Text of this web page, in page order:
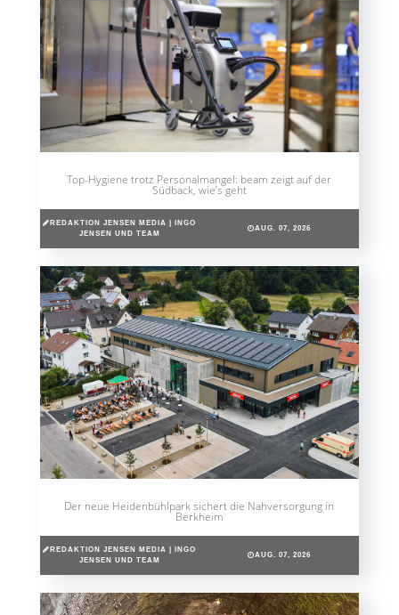
Top-Hygiene trotz Personalmangel: beam zeigt auf der
Südback, wie’s geht
REDAKTION JENSEN MEDIA | INGO
JENSEN UND TEAM
AUG. 07, 2026
Der neue Heidenbühlpark sichert die Nahversorgung in
Berkheim
REDAKTION JENSEN MEDIA | INGO
JENSEN UND TEAM
AUG. 07, 2026